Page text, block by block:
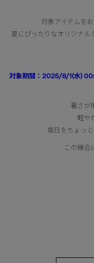
対象アイテムを
夏にぴったりなオリジナル
対象期間：2025/8/1(水)
暑さが
軽や
毎日をちょっ
この機会